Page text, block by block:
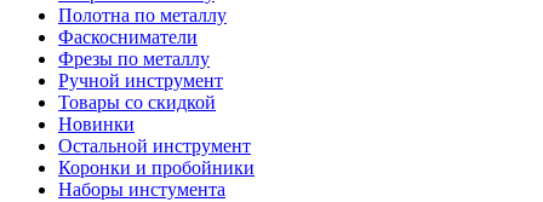
Полотна по металлу
Фаскосниматели
Фрезы по металлу
Ручной инструмент
Товары со скидкой
Новинки
Остальной инструмент
Коронки и пробойники
Наборы инстумента